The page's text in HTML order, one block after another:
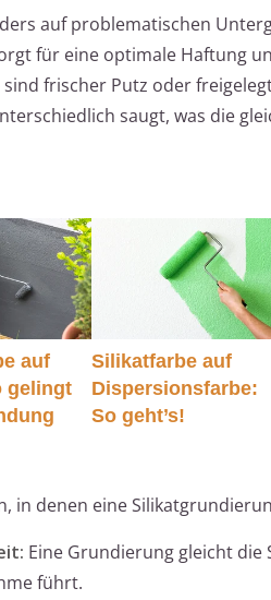
auf problematischen
für eine optimale Haftung
frischer Putz oder
saugt, was die
auf
gelingt
Silikatfarbe auf
Dispersionsfarbe:
So geht’s!
in denen eine
Eine Grundierung gleicht die
führt.